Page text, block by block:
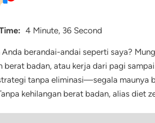
4 Minute, 36 Second
Anda berandai-andai seperti saya?
berat badan, atau kerja dari pagi
tanpa eliminasi—segala maunya
kehilangan berat badan, alias diet